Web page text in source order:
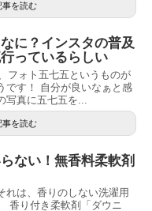
事を読む
に？インスタの普及
っているらしい
フォト五七五というものが
です！ 自分が良いなぁと感
写真に五七五を...
事を読む
ない！無香料柔軟剤
れは、香りのしない洗濯用
香り付き柔軟剤「ダウニ